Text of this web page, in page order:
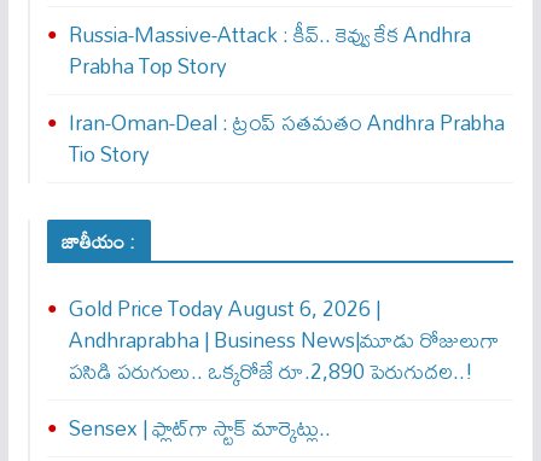
Russia-Massive-Attack : కీవ్‌.. కెవ్వు కేక‌ Andhra
Prabha Top Story
Iran-Oman-Deal : ట్రంప్ స‌త‌మ‌తం Andhra Prabha
Tio Story
జాతీయం :
Gold Price Today August 6, 2026 |
Andhraprabha | Business News|మూడు రోజులుగా
పసిడి పరుగులు.. ఒక్కరోజే రూ.2,890 పెరుగుద‌ల‌..!
Sensex | ఫ్లాట్‌గా స్టాక్ మార్కెట్లు..